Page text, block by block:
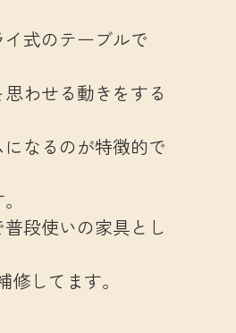
式のテーブルで
わせる動きをする
なるのが特徴的で
段使いの家具とし
してます。